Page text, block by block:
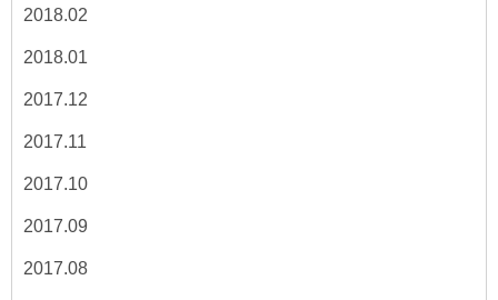
2018.02
2018.01
2017.12
2017.11
2017.10
2017.09
2017.08